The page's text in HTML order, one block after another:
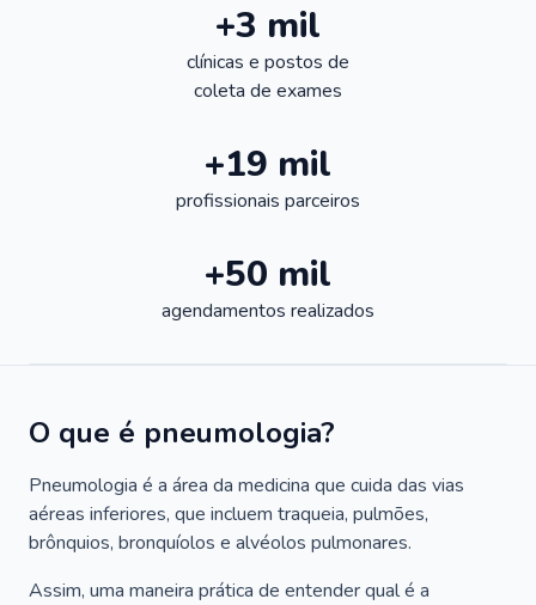
+3 mil
clínicas e postos de
coleta de exames
+19 mil
profissionais parceiros
+50 mil
agendamentos realizados
O que é pneumologia?
Pneumologia é a área da medicina que cuida das vias
aéreas inferiores, que incluem traqueia, pulmões,
brônquios, bronquíolos e alvéolos pulmonares.
Assim, uma maneira prática de entender qual é a